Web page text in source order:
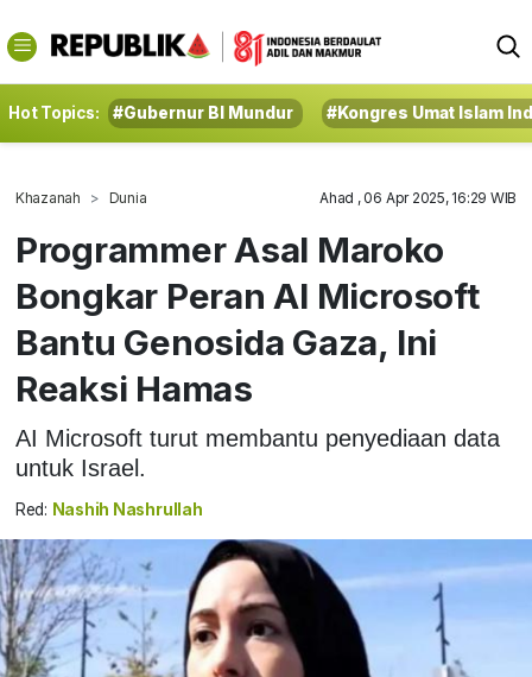
Hot Topics: #Gubernur BI Mundur #Kongres Umat Islam
Khazanah Dunia Ahad , 06 Apr 2025, 16:29 WIB
Programmer Asal Maroko
Bongkar Peran AI Microsoft
Bantu Genosida Gaza, Ini
Reaksi Hamas
AI Microsoft turut membantu penyediaan data
untuk Israel.
Red: Nashih Nashrullah